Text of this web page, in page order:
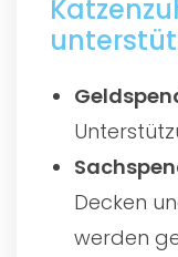
Decken
werden